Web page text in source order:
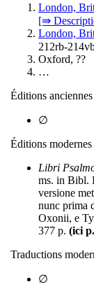
London,
[⇛
London,
212rb-
Oxford, ??
…
Éditions anciennes
∅
Éditions modernes
Libri
ms. in Bibl.
versione
nunc prima
Oxonii, e
377 p. (ici
Traductions
∅